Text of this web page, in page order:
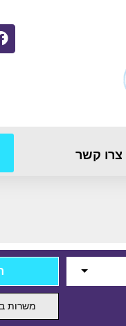
צרו קשר
משרות